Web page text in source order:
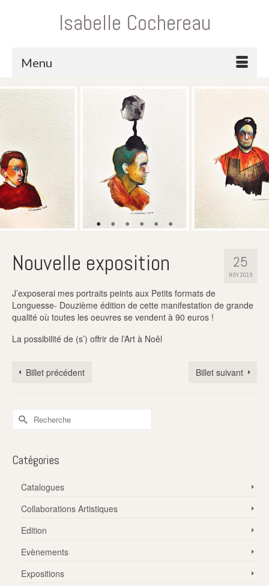
Isabelle Cochereau
Menu
25
NOV 2019
Nouvelle exposition
J’exposerai mes portraits peints aux Petits formats de
Longuesse- Douzième édition de cette manifestation de grande
qualité où toutes les oeuvres se vendent à 90 euros !
La possibilité de (s’) offrir de l’Art à Noêl
Billet précédent Billet suivant
Rechercher :
Catégories
Catalogues
Collaborations Artistiques
Edition
Evènements
Expositions